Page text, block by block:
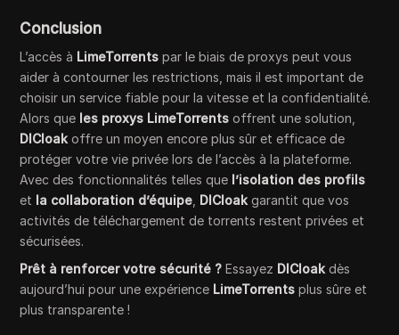
Conclusion
L’accès à LimeTorrents par le biais de proxys peut vous
aider à contourner les restrictions, mais il est important de
choisir un service fiable pour la vitesse et la confidentialité.
Alors que les proxys LimeTorrents offrent une solution,
DICloak offre un moyen encore plus sûr et efficace de
protéger votre vie privée lors de l’accès à la plateforme.
Avec des fonctionnalités telles que l’isolation des profils
et la collaboration d’équipe DICloak garantit que vos
activités de téléchargement de torrents restent privées et
sécurisées.
Prêt à renforcer votre sécurité ? Essayez DICloak dès
aujourd’hui pour une expérience LimeTorrents plus sûre et
plus transparente !